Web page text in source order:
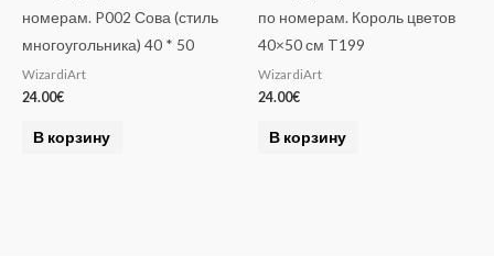
номерам. P002 Сова (стиль
многоугольника) 40 * 50
WizardiArt
24.00€
В корзину
по номерам. Король цветов
40×50 см T199
WizardiArt
24.00€
В корзину